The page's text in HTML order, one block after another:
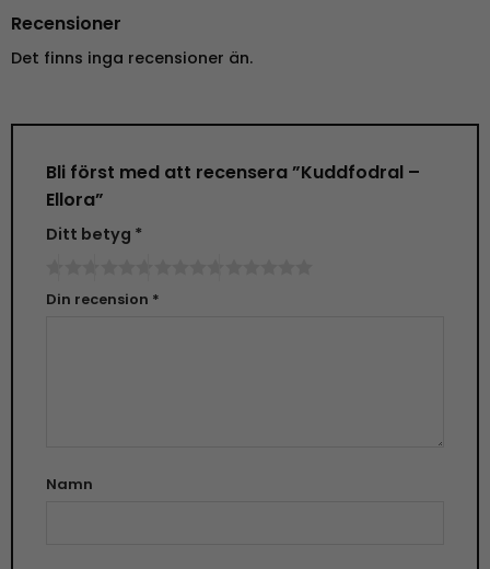
Recensioner
Det finns inga recensioner än.
Bli först med att recensera ”Kuddfodral –
Ellora”
Ditt betyg *
Din recension *
Namn